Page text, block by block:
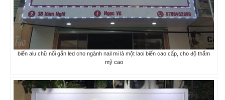
biển alu chữ nổi gắn led cho ngành nail mi là một laoi biển cao cấp, cho độ thẩm
mỹ cao